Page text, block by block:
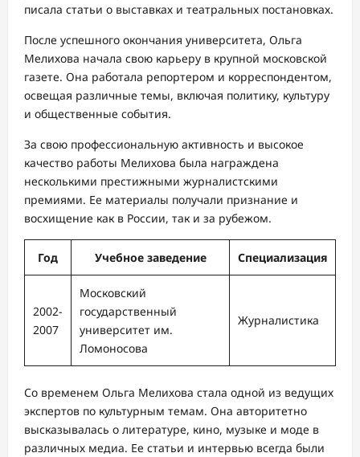
писала статьи о выставках и театральных постановках.
После успешного окончания университета, Ольга
Мелихова начала свою карьеру в крупной московской
газете. Она работала репортером и корреспондентом,
освещая различные темы, включая политику, культуру
и общественные события.
За свою профессиональную активность и высокое
качество работы Мелихова была награждена
несколькими престижными журналистскими
премиями. Ее материалы получали признание и
восхищение как в России, так и за рубежом.
Год Учебное заведение Специализация
2002-
2007
Московский
государственный
университет им.
Ломоносова
Журналистика
Со временем Ольга Мелихова стала одной из ведущих
экспертов по культурным темам. Она авторитетно
высказывалась о литературе, кино, музыке и моде в
различных медиа. Ее статьи и интервью всегда были